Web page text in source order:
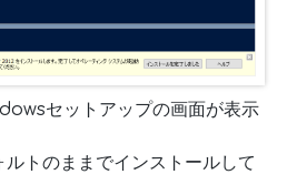
セットアップの画面が表示
トのままでインストールして